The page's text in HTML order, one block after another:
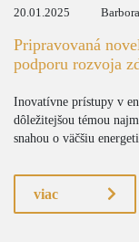
20.01.2025
Pripravovaná
podporu rozvoja
Inovatívne prístupy v
dôležitejšou témou
snahou o väčšiu
viac